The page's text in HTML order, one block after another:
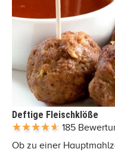
Deftige Fleischklöße
185
Ob zu einer